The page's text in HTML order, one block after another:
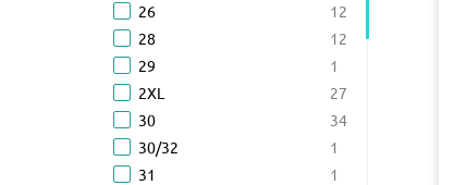
26
12
28
12
29
1
2XL
27
30
34
30/32
1
31
1